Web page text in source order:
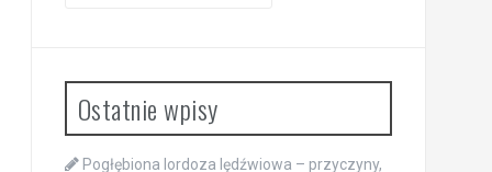
Ostatnie wpisy
Pogłębiona lordoza lędźwiowa – przyczyny,